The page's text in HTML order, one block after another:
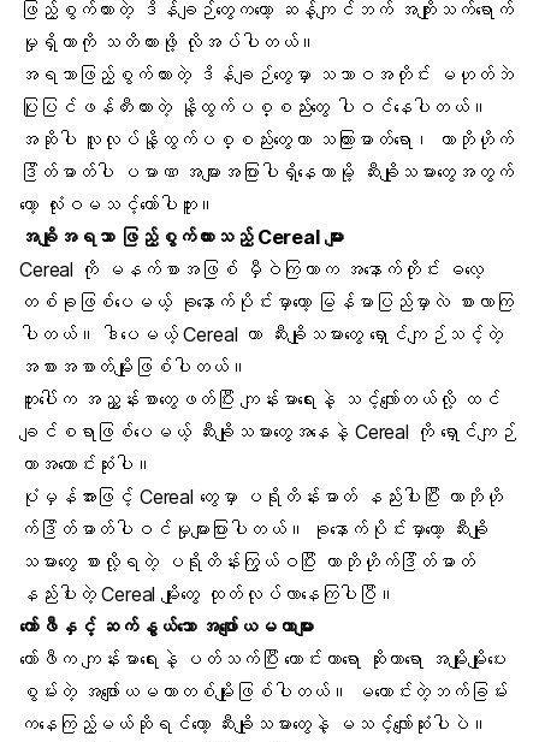
ဖြည့်စွက်ထားတဲ့ ဒိန်ချဉ်တွေကတော့ ဆန့်ကျင်ဘက် အကျိုးသက်ရောက်
မှုရှိတာကို သတိထားဖို့ လိုအပ်ပါတယ်။
အရသာဖြည့်စွက်ထားတဲ့ ဒိန်ချဉ်တွေမှာ သဘာဝအတိုင်း မဟုတ်ဘဲ
ပြုပြင်ဖန်တီးထားတဲ့ နို့ထွက်ပစ္စည်းတွေ ပါဝင်နေပါတယ်။
အဆိုပါ လူလုပ်နို့ထွက်ပစ္စည်းတွေဟာ သကြားဓာတ်ရော၊ ကာဘိုဟိုက်
ဒြိတ်ဓာတ်ပါ ပမာဏ အများအပြားပါရှိနေတာမို့ ဆီးချိုသမားတွေအတွက်
တော့ လုံးဝမသင့်တော်ပါဘူး။
အချိုအရသာ ဖြည့်စွက်ထားသည့် Cereal များ
Cereal ကို မနက်စာအဖြစ် မှီဝဲကြတာက အနောက်တိုင်း ဓလေ့
တစ်ခုဖြစ်ပေမယ့် ခုနောက်ပိုင်းမှာတော့ မြန်မာပြည်မှာလဲ စားလာကြ
ပါတယ်။ ဒါပေမယ့် Cereal ဟာ ဆီးချိုသမားတွေ ရှောင်ကျဉ်သင့်တဲ့
အစားအစာတ်မျိုးဖြစ်ပါတယ်။
ဘူးပေါ်က အညွှန်းစာတွေဖတ်ပြီး ကျန်းမာရေးနဲ့ သင့်လျော်တယ်လို့ ထင်
ချင်စရာဖြစ်ပေမယ့် ဆီးချိုသမားတွေအနေနဲ့ Cereal ကို ရှောင်ကျဉ်
တာအကောင်းဆုံးပါ။
ပုံမှန်အားဖြင့် Cereal တွေမှာ ပရိုတိန်းဓာတ် နည်းပါးပြီး ကာဘိုဟို
က်ဒြိတ်ဓာတ်ပါဝင်မှုများပြားပါတယ်။ ခုနောက်ပိုင်းမှာတော့ ဆီးချို
သမားတွေ စားလို့ရတဲ့ ပရိုတိန်းကြွယ်ဝပြီး ကာဘိုဟိုက်ဒြိတ်ဓာတ်
နည်းပါးတဲ့ Cereal မျိုးတွေ ထုတ်လုပ်လာနေကြပါပြီ။
ကော်ဖီနှင့် ဆက်နွယ်သော အဖျော်ယမကာများ
ကော်ဖီ က ကျန်းမာရေးနဲ့ ပတ်သက်ပြီး ကောင်းတာရော ဆိုးတာရော အမျိုးမျိုးပေး
စွမ်းတဲ့ အဖျော်ယမကာတစ်မျိုးဖြစ်ပါတယ်။ မကောင်းတဲ့ဘက်ခြမ်း
ကနေကြည့်မယ်ဆိုရင်တော့ ဆီးချိုသမားတွေနဲ့ မသင့်လျော်ဆုံးပါပဲ။